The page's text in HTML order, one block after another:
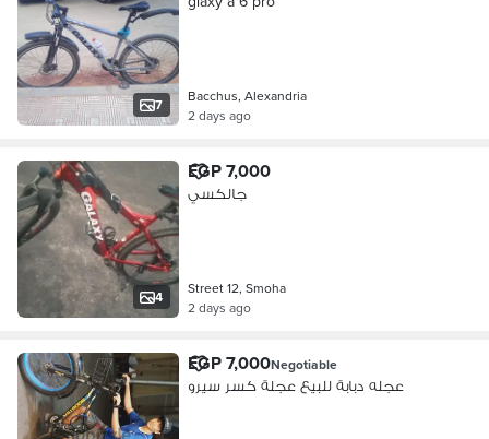
7
Bacchus, Alexandria
2 days ago
4
EGP 7,000
جالكسي
Street 12, Smoha
2 days ago
EGP 7,000Negotiable
عجله دبابة للبيع عجلة كسر سيرو